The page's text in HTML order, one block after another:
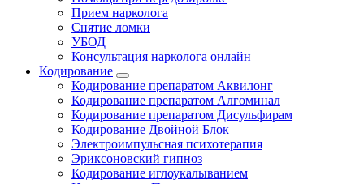
Прием нарколога
Снятие ломки
УБОД
Консультация нарколога онлайн
Кодирование
Кодирование препаратом Аквилонг
Кодирование препаратом Алгоминал
Кодирование препаратом Дисульфирам
Кодирование Двойной Блок
Электроимпульсная психотерапия
Эриксоновский гипноз
Кодирование иглоукалыванием